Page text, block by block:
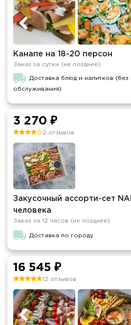
Канапе на 18-20 персон
Заказ за сутки (не позднее)
Доставка блюд и напитков (без
обслуживания)
3 270 ₽
2 отзывов
Закусочный ассорти-сет
человека
Заказ за 12 часов (не позднее)
Доставка по городу
16 545 ₽
12 отзывов